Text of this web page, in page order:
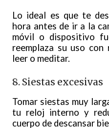
Lo ideal es que te
hora antes de ir a la
móvil o dispositivo
reemplaza su uso
leer o meditar.
8. Siestas excesivas
Tomar siestas muy
tu reloj interno y
cuerpo de descansar